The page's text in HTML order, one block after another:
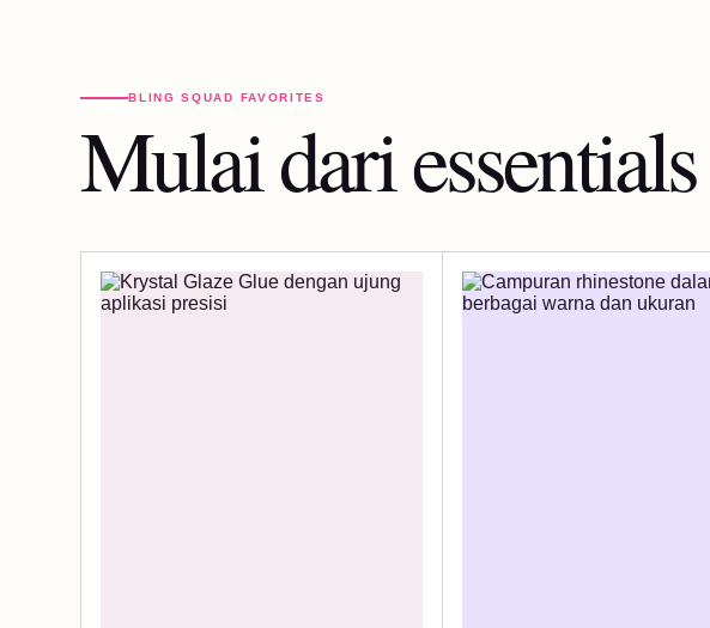
BLING SQUAD FAVORITES
Mulai dari essentials